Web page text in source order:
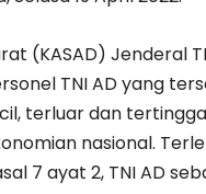
(KASAD) Jenderal
TNI AD yang
terluar dan
nasional.
7 ayat 2, TNI AD